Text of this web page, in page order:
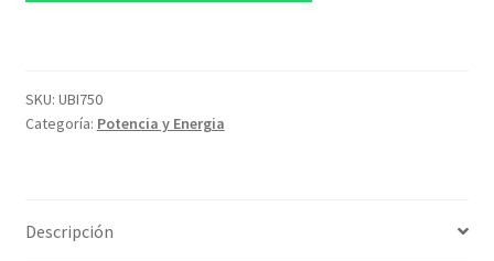
automática
de
SKU: UBI750
Categoría: Potencia y Energia
Descripción